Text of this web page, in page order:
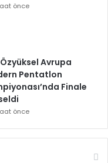
önce
Avrupa
Pentatlon
Finale
önce